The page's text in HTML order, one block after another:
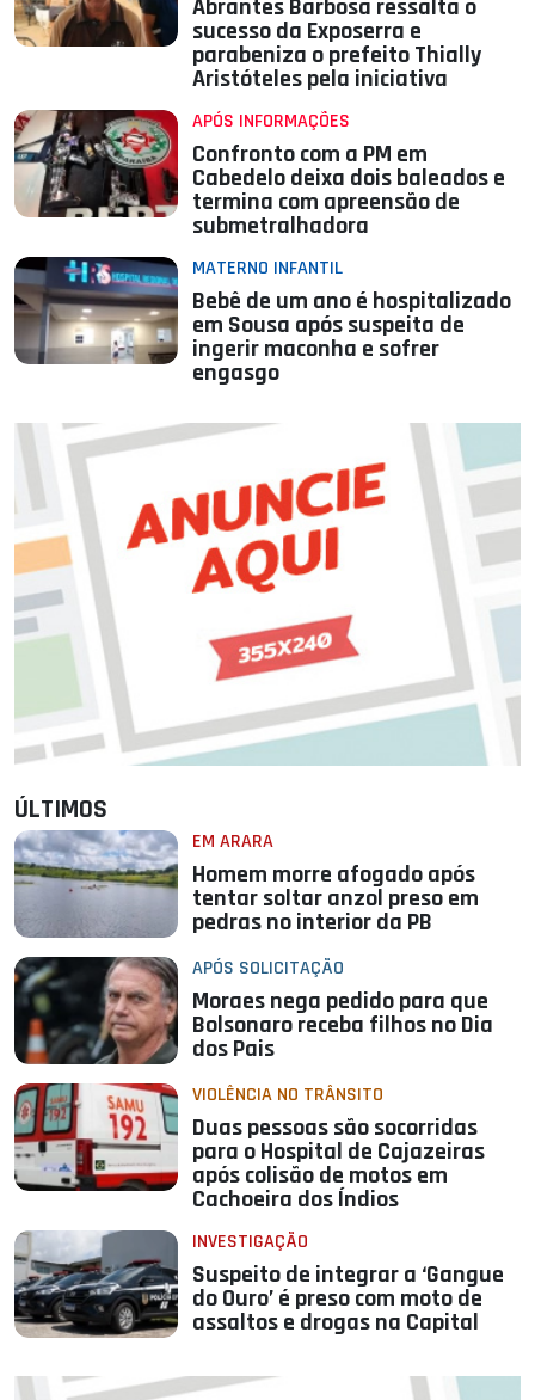
Abrantes Barbosa ressalta o
sucesso da Exposerra e
parabeniza o prefeito Thially
Aristóteles pela iniciativa
APÓS INFORMAÇÕES
Confronto com a PM em
Cabedelo deixa dois baleados e
termina com apreensão de
submetralhadora
MATERNO INFANTIL
Bebê de um ano é hospitalizado
em Sousa após suspeita de
ingerir maconha e sofrer
engasgo
ÚLTIMOS
EM ARARA
Homem morre afogado após
tentar soltar anzol preso em
pedras no interior da PB
APÓS SOLICITAÇÃO
Moraes nega pedido para que
Bolsonaro receba filhos no Dia
dos Pais
VIOLÊNCIA NO TRÂNSITO
Duas pessoas são socorridas
para o Hospital de Cajazeiras
após colisão de motos em
Cachoeira dos Índios
INVESTIGAÇÃO
Suspeito de integrar a ‘Gangue
do Ouro’ é preso com moto de
assaltos e drogas na Capital